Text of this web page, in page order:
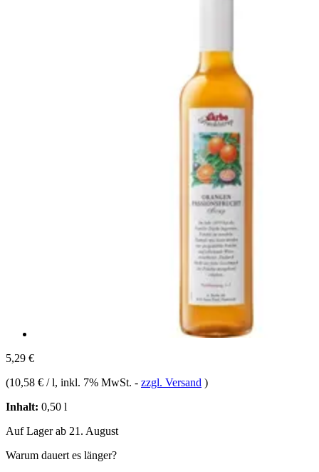
5,29 €
(10,58 € / l, inkl. 7% MwSt. - zzgl. Versand )
Inhalt: 0,50 l
Auf Lager ab 21. August
Warum dauert es länger?